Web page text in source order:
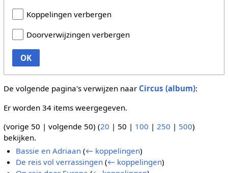
Koppelingen verbergen
Doorverwijzingen verbergen
OK
De volgende pagina's verwijzen naar Circus (album):
Er worden 34 items weergegeven.
(vorige 50 | volgende 50) (20 | 50 | 100 | 250 | 500)
bekijken.
Bassie en Adriaan (← koppelingen)
De reis vol verrassingen (← koppelingen)